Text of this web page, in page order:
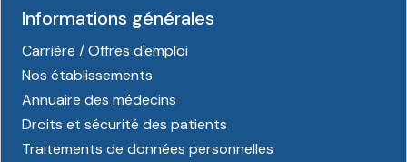
Informations générales
Carrière / Offres d'emploi
Nos établissements
Annuaire des médecins
Droits et sécurité des patients
Traitements de données personnelles